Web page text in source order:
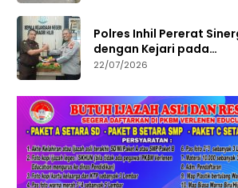
Polres Inhil Pererat
dengan Kejari pada
Peringatan Hari Bakti
22/07/2026